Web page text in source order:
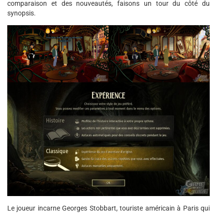
comparaison et des nouveautés, faisons un tour du côté du
synopsis.
Le joueur incarne Georges Stobbart, touriste américain à Paris qui